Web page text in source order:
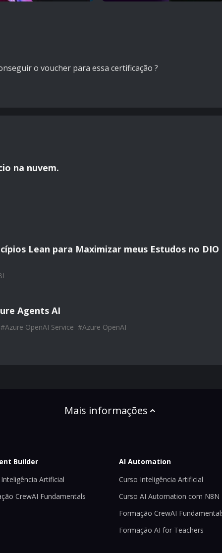
o voucher para essa certificação ?
na nuvem.
Lean para Maximizar meus Estudos no DIO
Agents AI
#Azure OpenAI Service #Azure OpenAI
Mais informações
Builder
Artificial
CrewAI Fundamentals
AI Automation
Curso Inteligência Artificial
Curso AI Automation com N8N
Formação CrewAI
Formação AI for Teachers